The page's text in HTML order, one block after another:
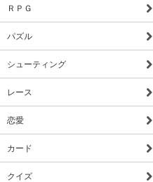
ＲＰＧ
パズル
シューティング
レース
恋愛
カード
クイズ